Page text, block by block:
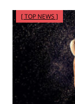
[ TOP NEWS ]